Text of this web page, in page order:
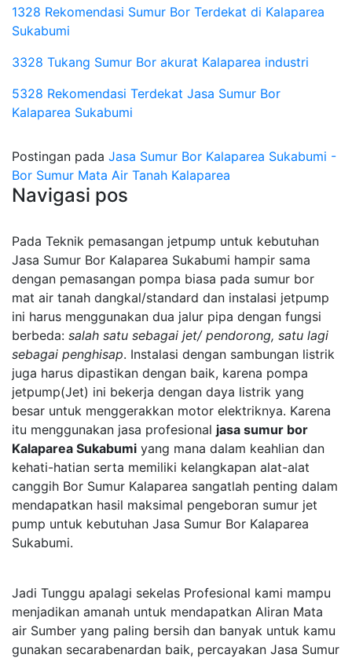
1328 Rekomendasi Sumur Bor Terdekat di Kalaparea
Sukabumi
3328 Tukang Sumur Bor akurat Kalaparea industri
5328 Rekomendasi Terdekat Jasa Sumur Bor
Kalaparea Sukabumi
Postingan pada Jasa Sumur Bor Kalaparea Sukabumi -
Bor Sumur Mata Air Tanah Kalaparea
Navigasi pos
Pada Teknik pemasangan jetpump untuk kebutuhan
Jasa Sumur Bor Kalaparea Sukabumi hampir sama
dengan pemasangan pompa biasa pada sumur bor
mat air tanah dangkal/standard dan instalasi jetpump
ini harus menggunakan dua jalur pipa dengan fungsi
berbeda: salah satu sebagai jet/ pendorong, satu lagi
sebagai penghisap. Instalasi dengan sambungan listrik
juga harus dipastikan dengan baik, karena pompa
jetpump(Jet) ini bekerja dengan daya listrik yang
besar untuk menggerakkan motor elektriknya. Karena
itu menggunakan jasa profesional jasa sumur bor
Kalaparea Sukabumi yang mana dalam keahlian dan
kehati-hatian serta memiliki kelangkapan alat-alat
canggih Bor Sumur Kalaparea sangatlah penting dalam
mendapatkan hasil maksimal pengeboran sumur jet
pump untuk kebutuhan Jasa Sumur Bor Kalaparea
Sukabumi.
Jadi Tunggu apalagi sekelas Profesional kami mampu
menjadikan amanah untuk mendapatkan Aliran Mata
air Sumber yang paling bersih dan banyak untuk kamu
gunakan secarabenardan baik, percayakan Jasa Sumur